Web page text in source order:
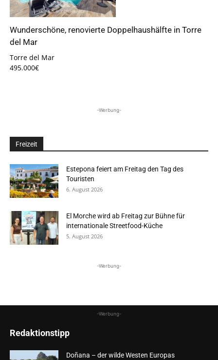
Wunderschöne, renovierte Doppelhaushälfte in Torre
del Mar
Torre del Mar
495.000€
-Werbung-
Freizeit
Estepona feiert am Freitag den Tag des
Touristen
6. August 2026
El Morche wird ab Freitag zur Bühne für
internationale Streetfood-Küche
5. August 2026
-Werbung-
-Werbung-
Redaktionstipp
Doñana – der wilde Westen Europas